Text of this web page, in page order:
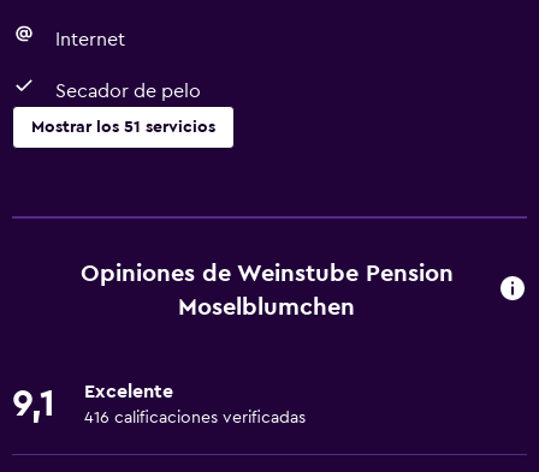
Internet
Secador de pelo
Mostrar los 51 servicios
Wifi gratis
Wifi disponible en todas las instalaciones
Extinguidor
Artículos de aseo gratis
Opiniones de Weinstube Pension
Moselblumchen
9,1 Excelente
416 calificaciones verificadas